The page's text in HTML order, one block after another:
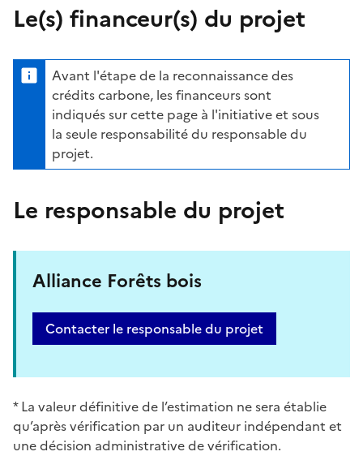
Le(s) financeur(s) du projet
Avant l'étape de la reconnaissance des
crédits carbone, les financeurs sont
indiqués sur cette page à l'initiative et sous
la seule responsabilité du responsable du
projet.
Le responsable du projet
Alliance Forêts bois
Contacter le responsable du projet
* La valeur définitive de l’estimation ne sera établie
qu’après vérification par un auditeur indépendant et
une décision administrative de vérification.